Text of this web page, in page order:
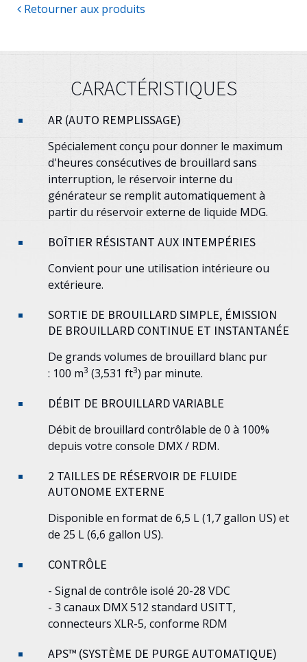
Retourner aux produits
CARACTÉRISTIQUES
AR (AUTO REMPLISSAGE)
Spécialement conçu pour donner le maximum
d'heures consécutives de brouillard sans
interruption, le réservoir interne du
générateur se remplit automatiquement à
partir du réservoir externe de liquide MDG.
BOÎTIER RÉSISTANT AUX INTEMPÉRIES
Convient pour une utilisation intérieure ou
extérieure.
SORTIE DE BROUILLARD SIMPLE, ÉMISSION
DE BROUILLARD CONTINUE ET INSTANTANÉE
De grands volumes de brouillard blanc pur
: 100 m3 (3,531 ft3) par minute.
DÉBIT DE BROUILLARD VARIABLE
Débit de brouillard contrôlable de 0 à 100%
depuis votre console DMX / RDM.
2 TAILLES DE RÉSERVOIR DE FLUIDE
AUTONOME EXTERNE
Disponible en format de 6,5 L (1,7 gallon US) et
de 25 L (6,6 gallon US).
CONTRÔLE
- Signal de contrôle isolé 20-28 VDC
- 3 canaux DMX 512 standard USITT,
connecteurs XLR-5, conforme RDM
APS™ (SYSTÈME DE PURGE AUTOMATIQUE)